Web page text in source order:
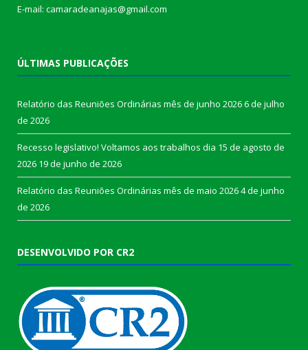
E-mail: camaradeanajas@gmail.com
ÚLTIMAS PUBLICAÇÕES
Relatório das Reuniões Ordinárias mês de junho 20266 de julho
de 2026
Recesso legislativo! Voltamos aos trabalhos dia 15 de agosto de
2026 19 de junho de 2026
Relatório das Reuniões Ordinárias mês de maio 20264 de junho
de 2026
DESENVOLVIDO POR CR2